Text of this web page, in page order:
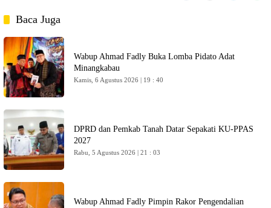
Baca Juga
Wabup Ahmad Fadly Buka Lomba Pidato Adat
Minangkabau
Kamis, 6 Agustus 2026 | 19 : 40
DPRD dan Pemkab Tanah Datar Sepakati KU-PPAS
2027
Rabu, 5 Agustus 2026 | 21 : 03
Wabup Ahmad Fadly Pimpin Rakor Pengendalian